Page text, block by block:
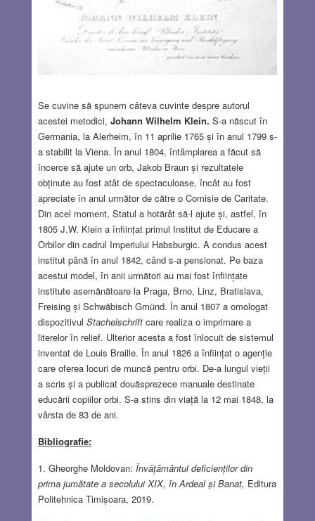
Se cuvine să spunem câteva cuvinte despre autorul
acestei metodici, Johann Wilhelm Klein. S-a născut în
Germania, la Alerheim, în 11 aprilie 1765 și în anul 1799 s-
a stabilit la Viena. În anul 1804, întâmplarea a făcut să
încerce să ajute un orb, Jakob Braun și rezultatele
obținute au fost atât de spectaculoase, încât au fost
apreciate în anul următor de către o Comisie de Caritate.
Din acel moment, Statul a hotărât să-l ajute și, astfel, în
1805 J.W. Klein a înființat primul Institut de Educare a
Orbilor din cadrul Imperiului Habsburgic. A condus acest
institut până în anul 1842, când s-a pensionat. Pe baza
acestui model, în anii următori au mai fost înființate
institute asemănătoare la Praga, Brno, Linz, Bratislava,
Freising și Schwäbisch Gmünd. În anul 1807 a omologat
dispozitivul Stachelschrift care realiza o imprimare a
literelor în relief. Ulterior acesta a fost înlocuit de sistemul
inventat de Louis Braille. În anul 1826 a înființat o agenție
care oferea locuri de muncă pentru orbi. De-a lungul vieții
a scris și a publicat douăsprezece manuale destinate
educării copiilor orbi. S-a stins din viață la 12 mai 1848, la
vârsta de 83 de ani.
Bibliografie:
1. Gheorghe Moldovan: Învățământul deficienților din
prima jumătate a secolului XIX, în Ardeal și Banat, Editura
Politehnica Timișoara, 2019.